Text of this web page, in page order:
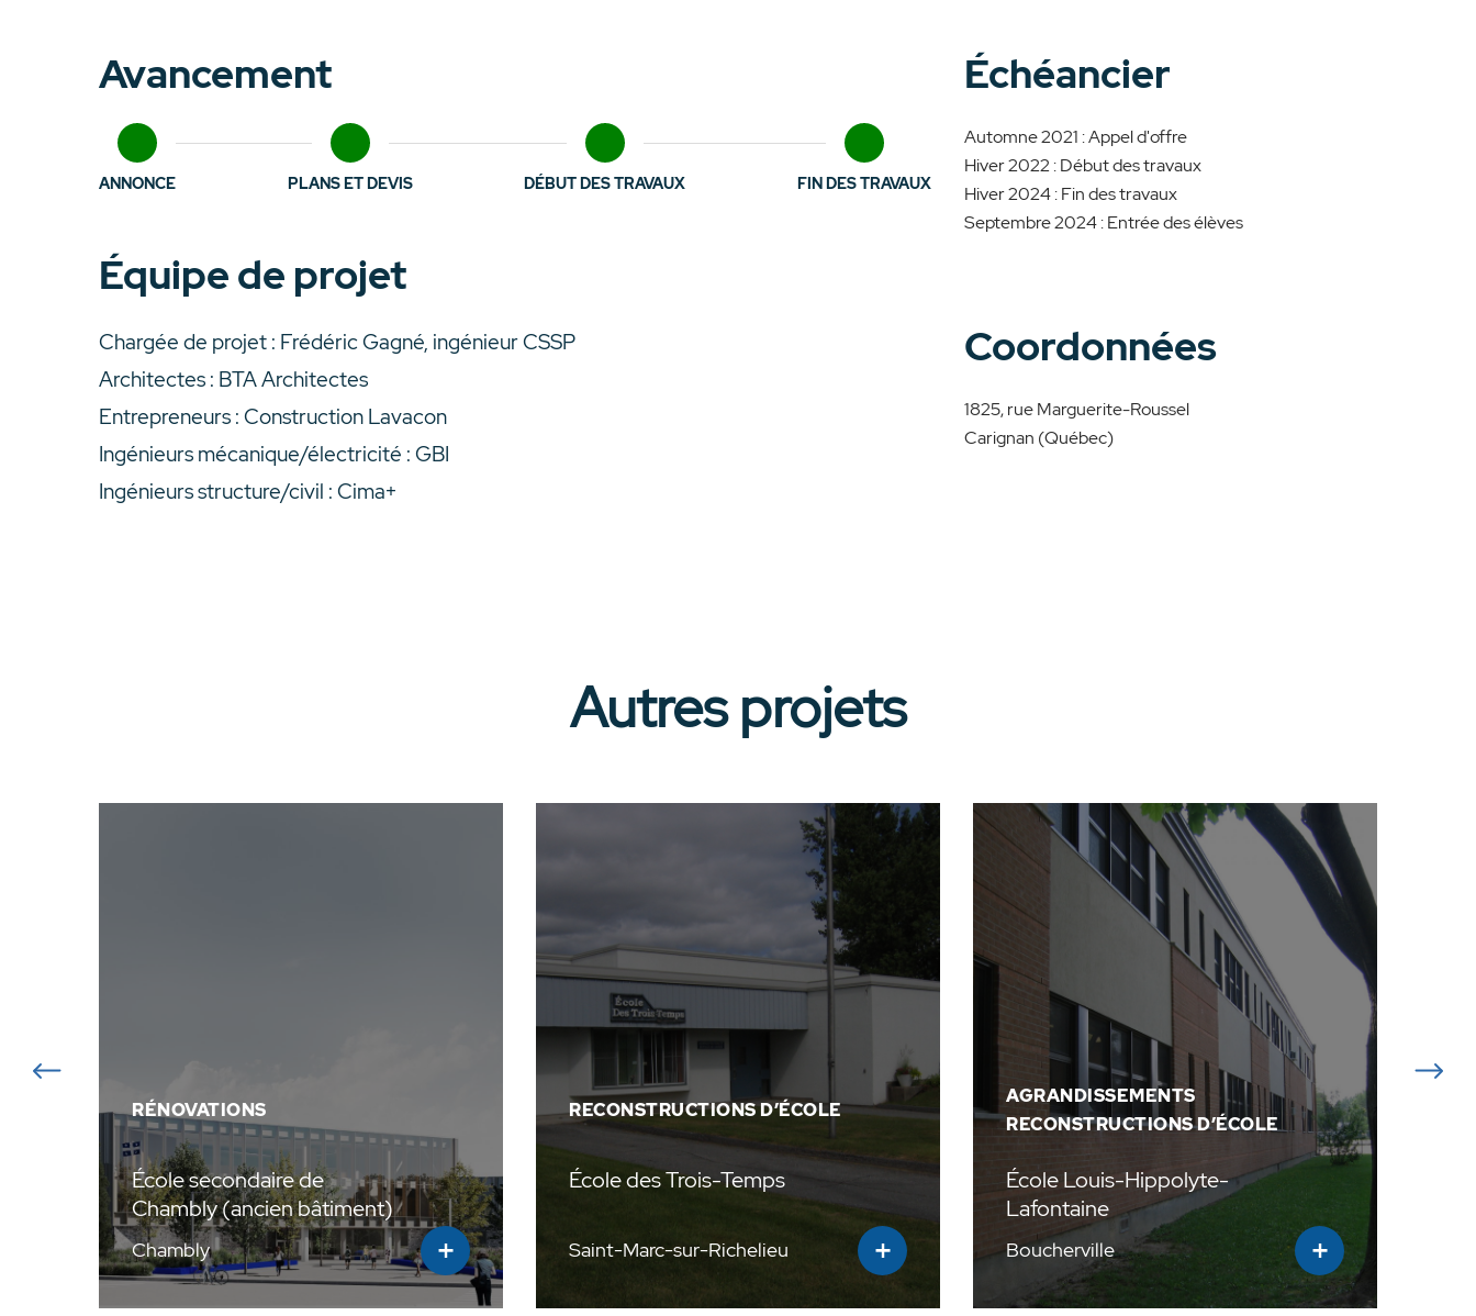
Avancement
ANNONCE PLANS ET DEVIS DÉBUT DES TRAVAUX FIN DES TRAVAUX
Équipe de projet
Chargée de projet : Frédéric Gagné, ingénieur CSSP
Architectes : BTA Architectes
Entrepreneurs : Construction Lavacon
Ingénieurs mécanique/électricité : GBI
Ingénieurs structure/civil : Cima+
Échéancier
Automne 2021 : Appel d'offre
Hiver 2022 : Début des travaux
Hiver 2024 : Fin des travaux
Septembre 2024 : Entrée des élèves
Coordonnées
1825, rue Marguerite-Roussel
Carignan (Québec)
Autres projets
RÉNOVATIONS
École secondaire de
Chambly (ancien bâtiment)
Chambly +
RECONSTRUCTIONS D’ÉCOLE
École des Trois-Temps
Saint-Marc-sur-Richelieu +
AGRANDISSEMENTS
RECONSTRUCTIONS D’ÉCOLE
École Louis-Hippolyte-
Lafontaine
Boucherville +